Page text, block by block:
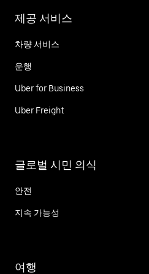
제공 서비스
차량 서비스
운행
Uber for Business
Uber Freight
글로벌 시민 의식
안전
지속 가능성
여행